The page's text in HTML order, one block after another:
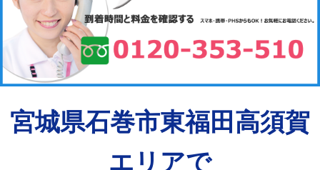
宮城県石巻市東福田高須賀
エリアで